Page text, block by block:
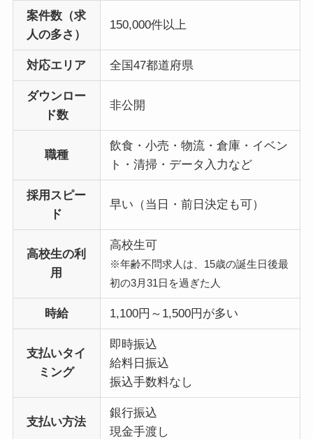
案件数（求
人の多さ）
150,000件以上
対応エリア 全国47都道府県
ダウンロー
ド数
非公開
職種
飲食・小売・物流・倉庫・イベン
ト・清掃・データ入力など
採用スピー
ド
早い（当日・前日決定も可）
高校生の利
用
高校生可
※年齢不問求人は、15歳の誕生日後最
初の3月31日を過ぎた人
時給 1,100円～1,500円が多い
支払いタイ
ミング
即時振込
給料日振込
振込手数料なし
支払い方法
銀行振込
現金手渡し